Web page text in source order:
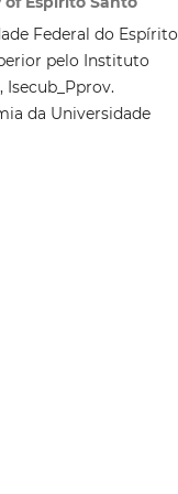
Federal do Espírito
pelo Instituto
da Universidade